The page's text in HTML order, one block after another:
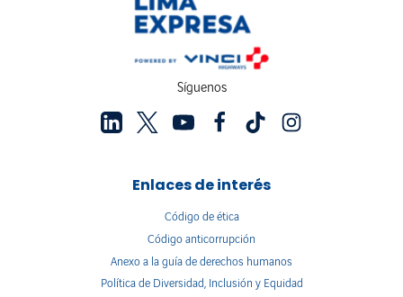
Síguenos
Enlaces de interés
Código de ética
Código anticorrupción
Anexo a la guía de derechos humanos
Política de Diversidad, Inclusión y Equidad